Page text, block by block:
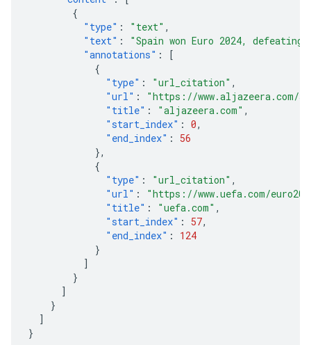
{
"type" : "text" ,
"text" :
"Spain won Euro 2024,
"annotations" :
[
{
"type" : "url_citation" ,
"url" :
"https://www.aljazeera.com/
"title" : "aljazeera.com" ,
"start_index" : 0,
"end_index" :
56
},
{
"type" : "url_citation" ,
"url" :
"https://www.uefa.com/
"title" : "uefa.com" ,
"start_index" : 57,
"end_index" :
124
}
]
}
]
}
]
}